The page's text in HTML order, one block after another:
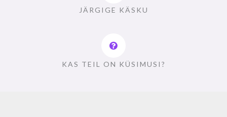
JÄRGIGE KÄSKU
KAS TEIL ON KÜSIMUSI?